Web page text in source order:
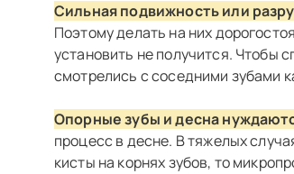
Сильная подвижность или
Поэтому делать на них
установить не получится. Чтобы
смотрелись с соседними зубами
Опорные зубы и десна
процесс в десне. В тяжелых
кисты на корнях зубов, то